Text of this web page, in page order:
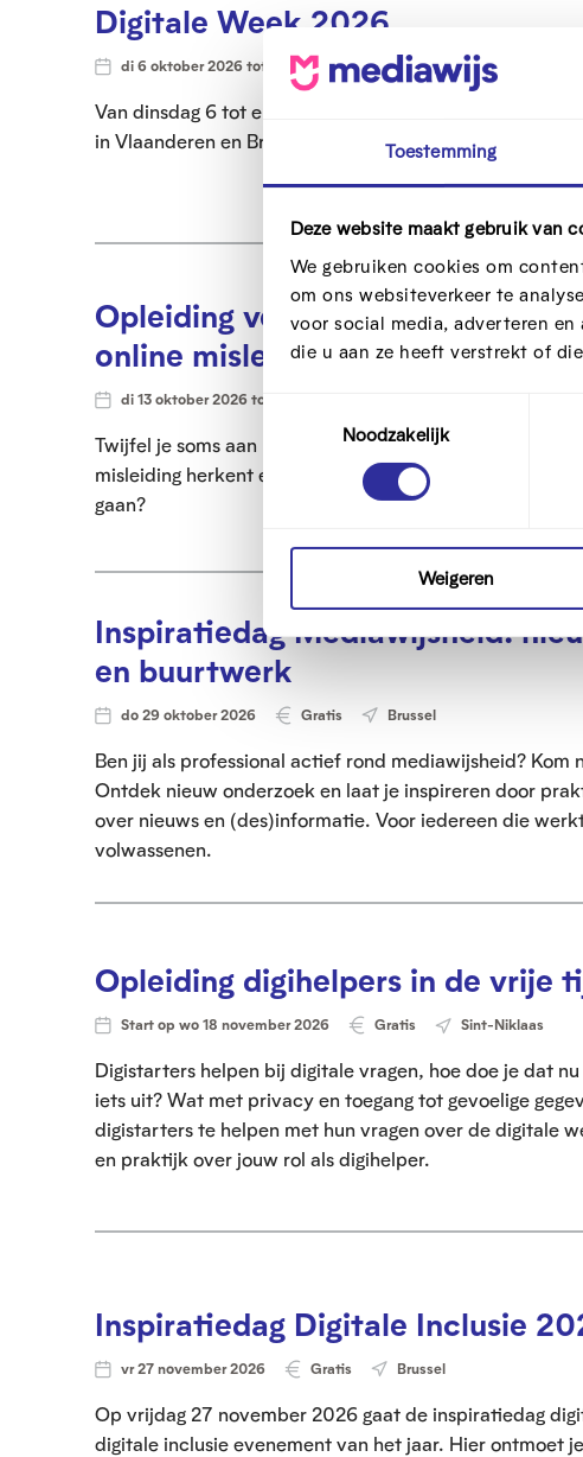
Toestemming
Deze website maakt gebruik van
We gebruiken cookies om
om ons websiteverkeer te
voor social media, adverteren
die u aan ze heeft verstrekt of
T
m
i
n
l
e
Noodzakelijk
Weigeren
Digitale Week 2026
di 6 oktober 2026 tot vr 16 oktober 2026 Gratis
Van dinsdag 6 tot en met vrijdag 16 oktober 2026 is
in Vlaanderen en Brussel georganiseerd. Het thema
Opleiding voor 60-plussers:
online misleiding
di 13 oktober 2026 tot ma 18 januari 2027
Twijfel je soms aan berichten die je online ziet en
misleiding herkent en leren hoe je nepnieuws kan
gaan?
Inspiratiedag Mediawijsheid:
en buurtwerk
do 29 oktober 2026 Gratis Brussel
Ben jij als professional actief rond mediawijsheid?
Ontdek nieuw onderzoek en laat je inspireren door
over nieuws en (des)informatie. Voor iedereen die
volwassenen.
Opleiding digihelpers in de vrije
Start op wo 18 november 2026 Gratis Sint-Niklaas
Digistarters helpen bij digitale vragen, hoe doe je dat
iets uit? Wat met privacy en toegang tot gevoelige
digistarters te helpen met hun vragen over de digitale
en praktijk over jouw rol als digihelper.
Inspiratiedag Digitale Inclusie
vr 27 november 2026 Gratis Brussel
Op vrijdag 27 november 2026 gaat de inspiratiedag
digitale inclusie evenement van het jaar. Hier ontmoet